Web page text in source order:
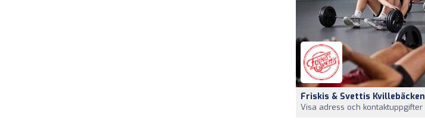
Friskis & Svettis Kvillebäcken
Visa adress och kontaktuppgifter